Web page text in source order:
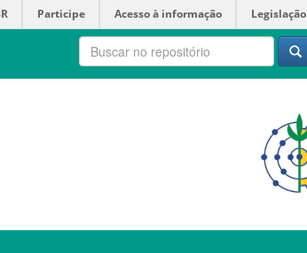
Participe Acesso à informação Legislação